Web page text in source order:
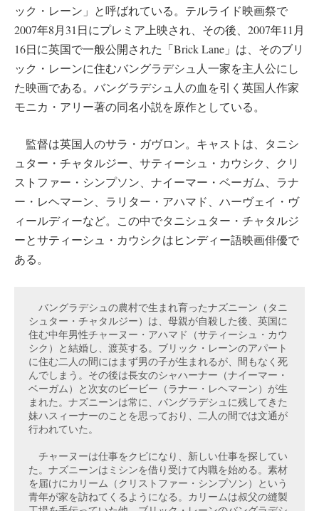
ック・レーン」と呼ばれている。テルライド映画祭で
2007年8月31日にプレミア上映され、その後、2007年11月
16日に英国で一般公開された「Brick Lane」は、そのブリ
ック・レーンに住むバングラデシュ人一家を主人公にし
た映画である。バングラデシュ人の血を引く英国人作家
モニカ・アリー著の同名小説を原作としている。
監督は英国人のサラ・ガヴロン。キャストは、タニシ
ュター・チャタルジー、サティーシュ・カウシク、クリ
ストファー・シンプソン、ナイーマー・ベーガム、ラナ
ー・レヘマーン、ラリター・アハマド、ハーヴェイ・ヴ
ィールディーなど。この中でタニシュター・チャタルジ
ーとサティーシュ・カウシクはヒンディー語映画俳優で
ある。
バングラデシュの農村で生まれ育ったナズニーン（タニ
シュター・チャタルジー）は、母親が自殺した後、英国に
住む中年男性チャーヌー・アハマド（サティーシュ・カウ
シク）と結婚し、渡英する。ブリック・レーンのアパート
に住む二人の間にはまず男の子が生まれるが、間もなく死
んでしまう。その後は長女のシャハーナー（ナイーマー・
ベーガム）と次女のビービー（ラナー・レヘマーン）が生
まれた。ナズニーンは常に、バングラデシュに残してきた
妹ハスィーナーのことを思っており、二人の間では文通が
行われていた。
チャーヌーは仕事をクビになり、新しい仕事を探してい
た。ナズニーンはミシンを借り受けて内職を始める。素材
を届けにカリーム（クリストファー・シンプソン）という
青年が家を訪ねてくるようになる。カリームは叔父の縫製